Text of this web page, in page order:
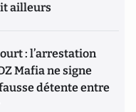
ailleurs
: l’arrestation
Mafia ne signe
détente entre